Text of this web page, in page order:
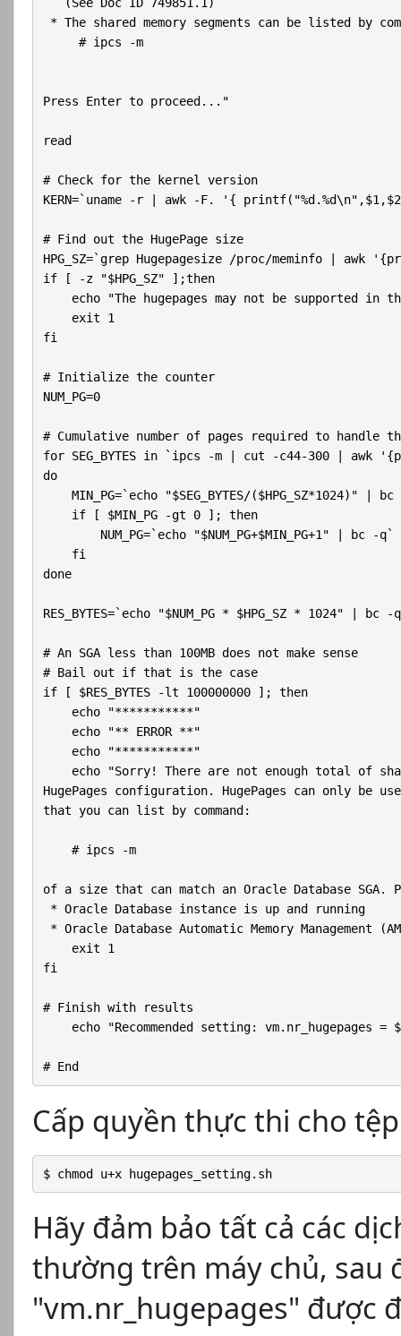
* The shared memory segments can be listed by
     # ipcs -m
Press Enter to proceed..."
read
# Check for the kernel version
KERN=`uname -r | awk -F. '{
# Find out the HugePage size
HPG_SZ=`grep Hugepagesize /proc/meminfo | awk
if [ -z "$HPG_SZ" ];then
echo "The hugepages may not be supported in
    exit 1
fi
# Initialize the counter
NUM_PG=0
# Cumulative number of pages required to handle
for SEG_BYTES in `ipcs -m | cut -c44-300 |
do
MIN_PG=`echo "$SEG_BYTES/($HPG_SZ*1024)" | bc
    if [ $MIN_PG -gt 0 ]; then
        NUM_PG=`echo "$NUM_PG+$MIN_PG+1" | bc -q`
    fi
done
RES_BYTES=`echo "$NUM_PG * $HPG_SZ * 1024" | bc -
# An SGA less than 100MB does not make sense
# Bail out if that is the case
if [ $RES_BYTES -lt 100000000 ]; then
    echo "***********"
    echo "** ERROR **"
    echo "***********"
echo "Sorry! There are not enough total of
HugePages configuration. HugePages can only be
that you can list by command:
    # ipcs -m
of a size that can match an Oracle Database SGA.
* Oracle Database instance is up and running
* Oracle Database Automatic Memory Management
    exit 1
fi
# Finish with results
echo "Recommended setting: vm.nr_hugepages =
# End
Cấp quyền thực thi cho
$ chmod u+x hugepages_setting.sh
Hãy đảm bảo tất cả các
thường trên máy chủ, sau
"vm.nr_hugepages" được